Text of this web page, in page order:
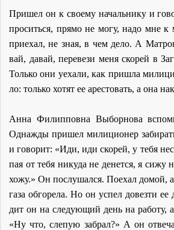
При­шел он к сво­е­му на­чаль­ни­ку и
про­сить­ся, пря­мо не мо­гу, на­до мне к
при­е­хал, не зная, в чем де­ло. А
вай, да­вай, пе­ре­ве­зи ме­ня ско­рей в
Толь­ко они уеха­ли, как при­шла
ло: толь­ко хо­тят ее аре­сто­вать, а она
Ан­на Филип­пов­на Вы­бор­но­ва
Од­на­жды при­шел ми­ли­ци­о­нер
и го­во­рит: «Иди, иди ско­рей, у те­бя
пая от те­бя ни­ку­да не де­нет­ся, я си­жу
хо­жу.» Он по­слу­шал­ся. По­ехал до­мой,
га­за об­го­ре­ла. Но он успел до­вез­ти
дит он на сле­ду­ю­щий день на ра­бо­ту,
«Ну что, сле­пую за­брал?» А он